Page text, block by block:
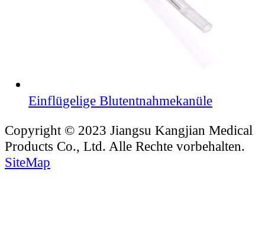
Einflügelige Blutentnahmekanüle
Copyright © 2023 Jiangsu Kangjian Medical
Products Co., Ltd. Alle Rechte vorbehalten.
SiteMap